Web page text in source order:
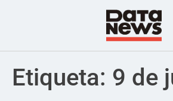
Etiqueta: 9 de